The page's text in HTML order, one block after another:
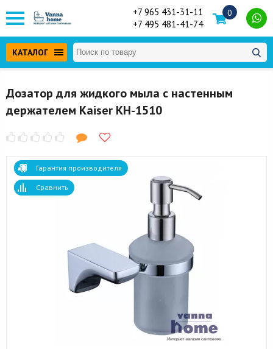
+7 965 431-31-11
+7 495 481-41-74
0
КАТАЛОГ
Дозатор для жидкого мыла с настенным
держателем Kaiser KH-1510
Гарантия производителя
Сравнить